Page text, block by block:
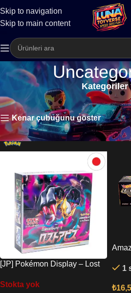
Skip to navigation
Skip to main content
Kargo
Kategoriler
Ana Sayfa Uncategorized 61
Kenar çubuğunu göster
[JP] Pokémon Display – Lost
Stokta yok
1
₺